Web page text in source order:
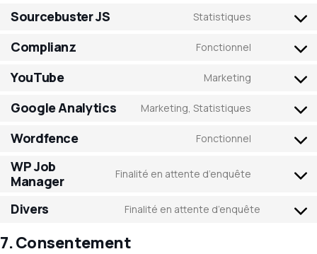
Sourcebuster JS Statistiques
Complianz Fonctionnel
YouTube Marketing
Google Analytics Marketing, Statistiques
Wordfence Fonctionnel
WP Job
Manager
Finalité en attente d’enquête
Divers Finalité en attente d’enquête
7. Consentement